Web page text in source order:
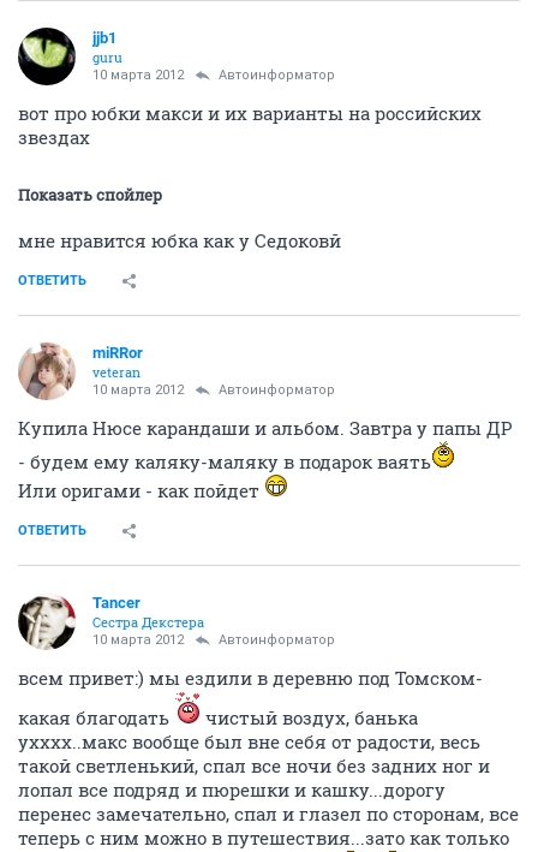
jjb1
guru
10 марта 2012 Автоинформатор
вот про юбки макси и их варианты на российских
звездах
Показать спойлер
мне нравится юбка как у Седоковй
ОТВЕТИТЬ
miRRor
veteran
10 марта 2012 Автоинформатор
Купила Нюсе карандаши и альбом. Завтра у папы ДР
- будем ему каляку-маляку в подарок ваять
Или оригами - как пойдет
ОТВЕТИТЬ
Tancer
Сестра Декстера
10 марта 2012 Автоинформатор
всем привет:) мы ездили в деревню под Томском-
какая благодать
чистый воздух, банька
ухххх..макс вообще был вне себя от радости, весь
такой светленький, спал все ночи без задних ног и
лопал все подряд и пюрешки и кашку...дорогу
перенес замечательно, спал и глазел по сторонам, все
теперь с ним можно в путешествия...зато как только